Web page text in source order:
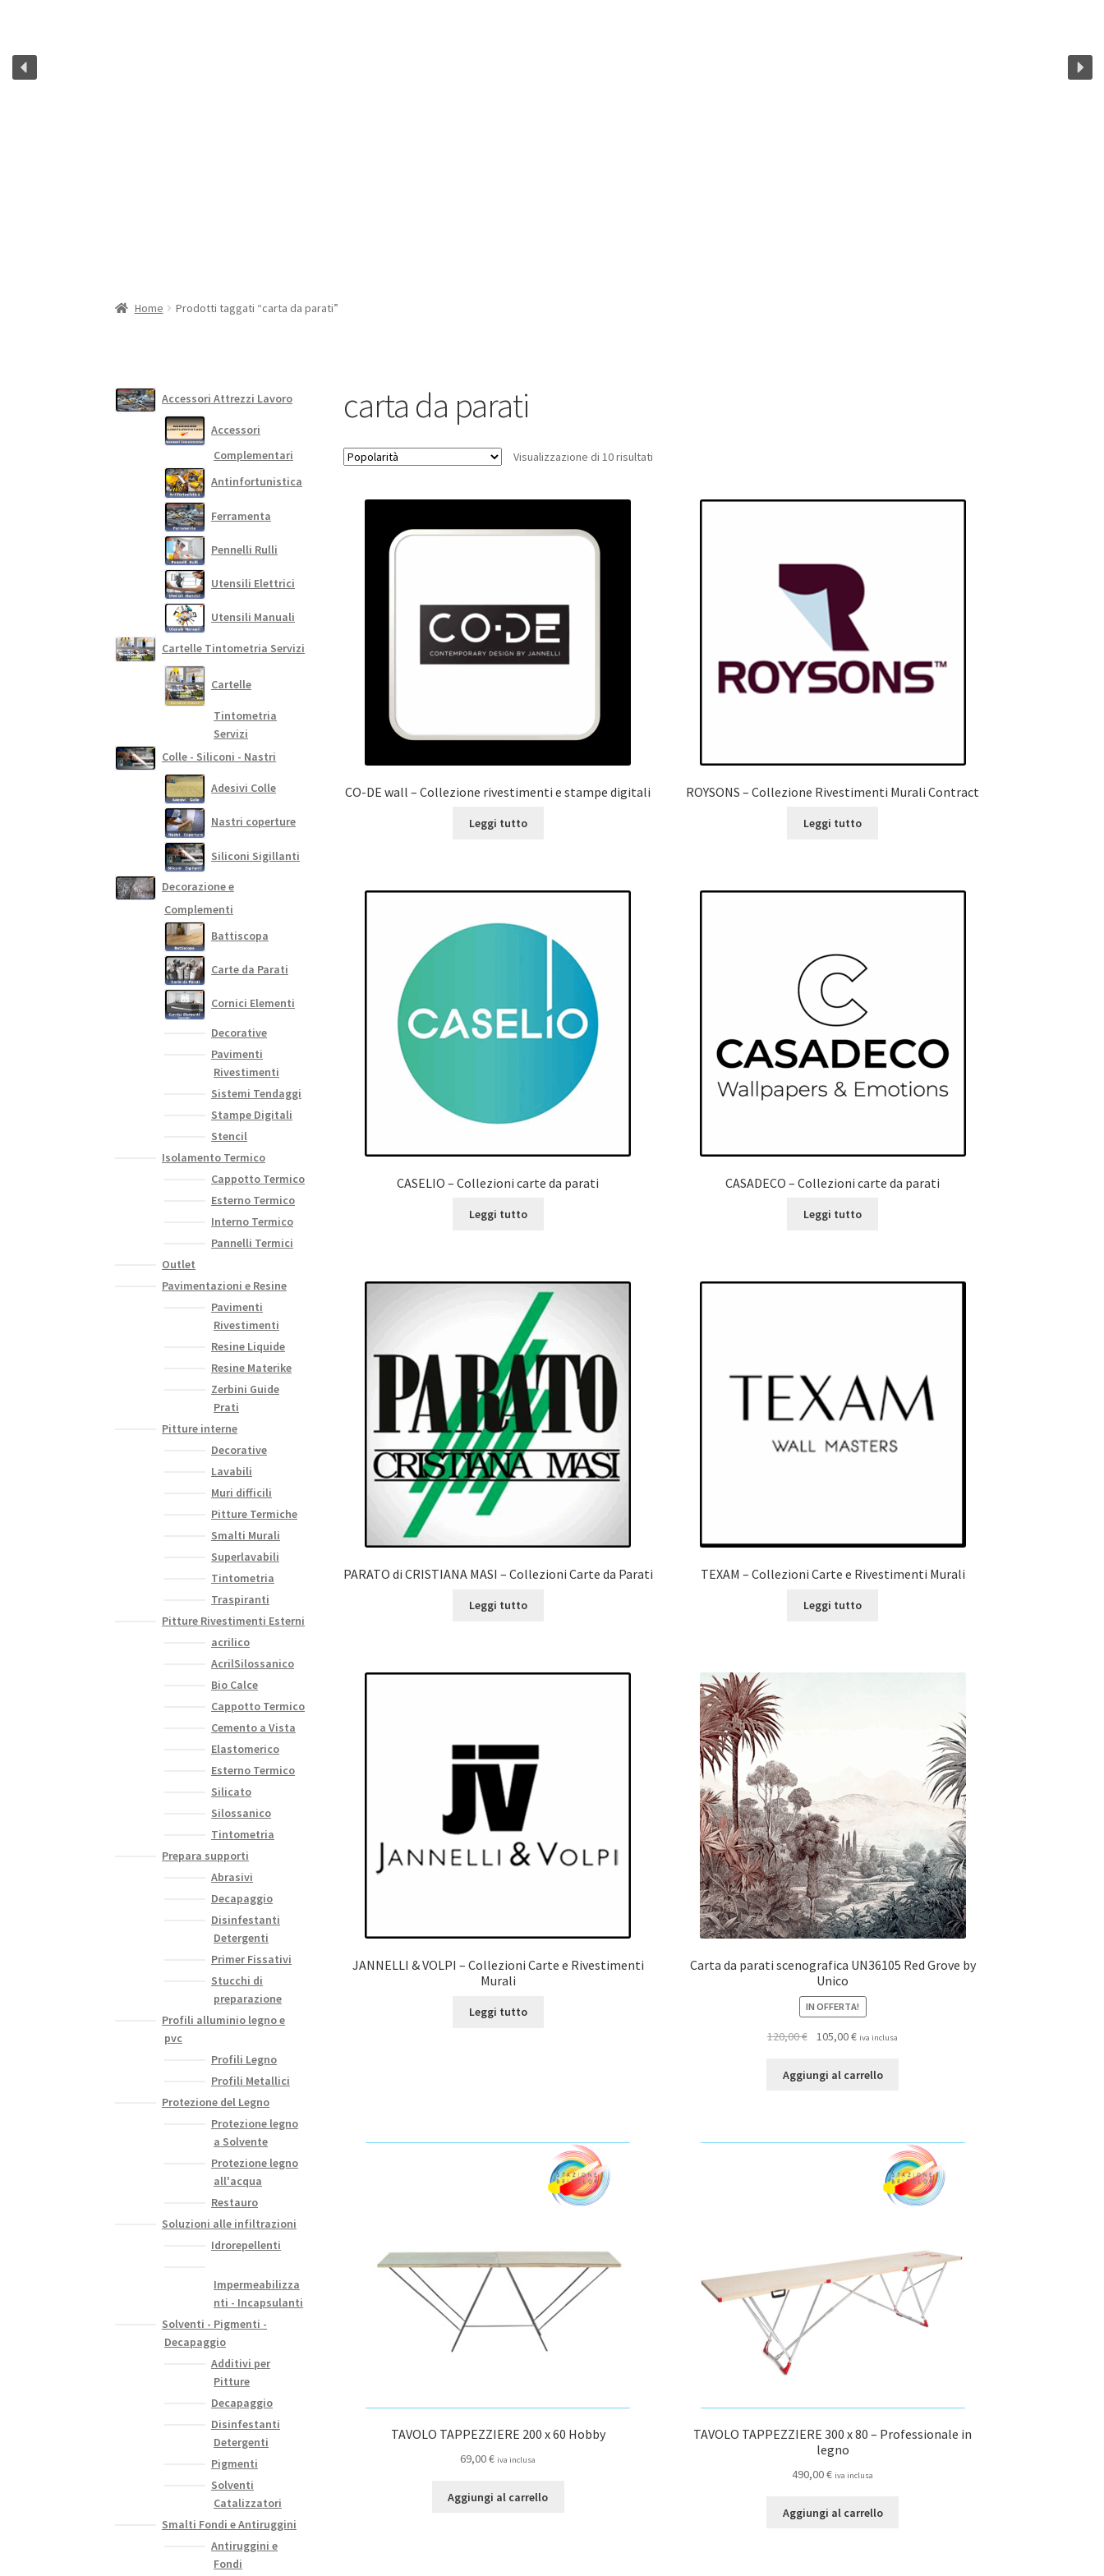
Home Prodotti taggati “carta da parati”
carta da parati
Visualizzazione di 10 risultatiPopolarità
CO-DE wall – Collezione rivestimenti e stampe digitali
Leggi tutto
ROYSONS – Collezione Rivestimenti Murali Contract
Leggi tutto
CASELIO – Collezioni carte da parati
Leggi tutto
CASADECO – Collezioni carte da parati
Leggi tutto
PARATO di CRISTIANA MASI – Collezioni Carte da Parati
Leggi tutto
TEXAM – Collezioni Carte e Rivestimenti Murali
Leggi tutto
JANNELLI & VOLPI – Collezioni Carte e Rivestimenti
Murali
Leggi tutto
Carta da parati scenografica UN36105 Red Grove by
Unico
IN OFFERTA!
120,00€
originale
105,00€Il
attuale
iva inclusa
Aggiungi al carrello
TAVOLO TAPPEZZIERE 200 x 60 Hobby
69,00€ iva inclusa
Aggiungi al carrello
TAVOLO TAPPEZZIERE 300 x 80 – Professionale in
legno
490,00€ iva inclusa
Aggiungi al carrello
Accessori Attrezzi Lavoro
Accessori
Complementari
Antinfortunistica
Ferramenta
Pennelli Rulli
Utensili Elettrici
Utensili Manuali
Cartelle Tintometria Servizi
Cartelle
Tintometria
Servizi
Colle - Siliconi - Nastri
Adesivi Colle
Nastri coperture
Siliconi Sigillanti
Decorazione e
Complementi
Battiscopa
Carte da Parati
Cornici Elementi
Decorative
Pavimenti
Rivestimenti
Sistemi Tendaggi
Stampe Digitali
Stencil
Isolamento Termico
Cappotto Termico
Esterno Termico
Interno Termico
Pannelli Termici
Outlet
Pavimentazioni e Resine
Pavimenti
Rivestimenti
Resine Liquide
Resine Materike
Zerbini Guide
Prati
Pitture interne
Decorative
Lavabili
Muri difficili
Pitture Termiche
Smalti Murali
Superlavabili
Tintometria
Traspiranti
Pitture Rivestimenti Esterni
acrilico
AcrilSilossanico
Bio Calce
Cappotto Termico
Cemento a Vista
Elastomerico
Esterno Termico
Silicato
Silossanico
Tintometria
Prepara supporti
Abrasivi
Decapaggio
Disinfestanti
Detergenti
Primer Fissativi
Stucchi di
preparazione
Profili alluminio legno e
pvc
Profili Legno
Profili Metallici
Protezione del Legno
Protezione legno
a Solvente
Protezione legno
all'acqua
Restauro
Soluzioni alle infiltrazioni
Idrorepellenti
Impermeabilizza
nti - Incapsulanti
Solventi - Pigmenti -
Decapaggio
Additivi per
Pitture
Decapaggio
Disinfestanti
Detergenti
Pigmenti
Solventi
Catalizzatori
Smalti Fondi e Antiruggini
Antiruggini e
Fondi